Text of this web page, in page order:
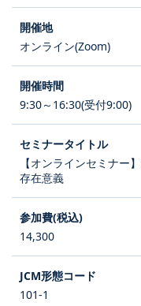
オンライン(Zoom)
9:30～16:30(受付9:00)
【オンラインセミナー
存在意義
14,300
101-1